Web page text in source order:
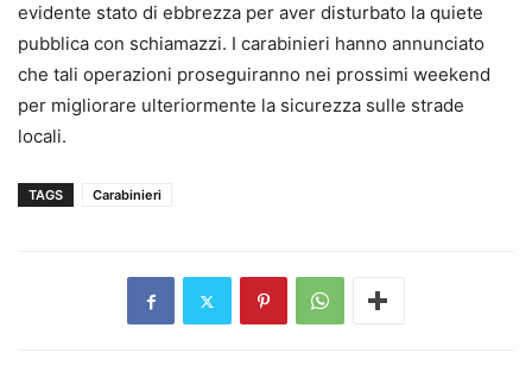
evidente stato di ebbrezza per aver disturbato la quiete
pubblica con schiamazzi. I carabinieri hanno annunciato
che tali operazioni proseguiranno nei prossimi weekend
per migliorare ulteriormente la sicurezza sulle strade
locali.
TAGS Carabinieri